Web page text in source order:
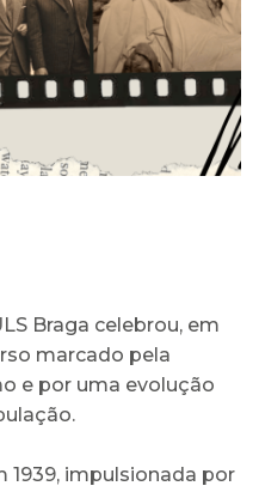
Braga celebrou, em
marcado pela
e por uma evolução
1939, impulsionada por